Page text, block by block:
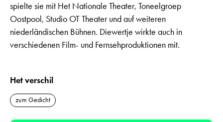
spielte sie mit Het Nationale Theater, Toneelgroep
Oostpool, Studio OT Theater und auf weiteren
niederländischen Bühnen. Diewertje wirkte auch in
verschiedenen Film- und Fernsehproduktionen mit.
Het verschil
zum Gedicht